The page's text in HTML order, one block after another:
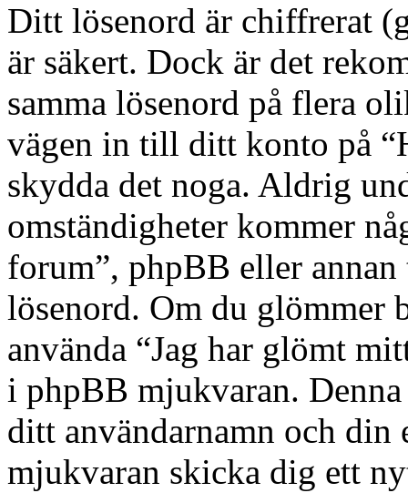
Ditt lösenord är chiffrerat
är säkert. Dock är det
samma lösenord på flera
vägen in till ditt konto på
skydda det noga. Aldrig
omständigheter kommer
forum”, phpBB eller
lösenord. Om du glömmer
använda “Jag har glömt
i phpBB mjukvaran.
ditt användarnamn och din
mjukvaran skicka dig ett